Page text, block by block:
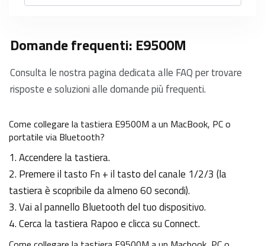
Domande frequenti: E9500M
Consulta le nostra pagina dedicata alle FAQ per trovare
risposte e soluzioni alle domande più frequenti.
Come collegare la tastiera E9500M a un MacBook, PC o
portatile via Bluetooth?
1. Accendere la tastiera.
2. Premere il tasto Fn + il tasto del canale 1/2/3 (la
tastiera è scopribile da almeno 60 secondi).
3. Vai al pannello Bluetooth del tuo dispositivo.
4. Cerca la tastiera Rapoo e clicca su Connect.